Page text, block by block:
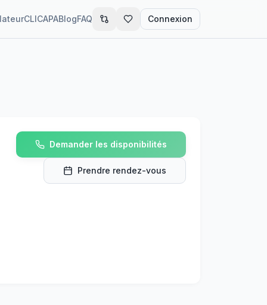
CLICAPABlogFAQ Connexion
Demander les disponibilités
Prendre rendez-vous